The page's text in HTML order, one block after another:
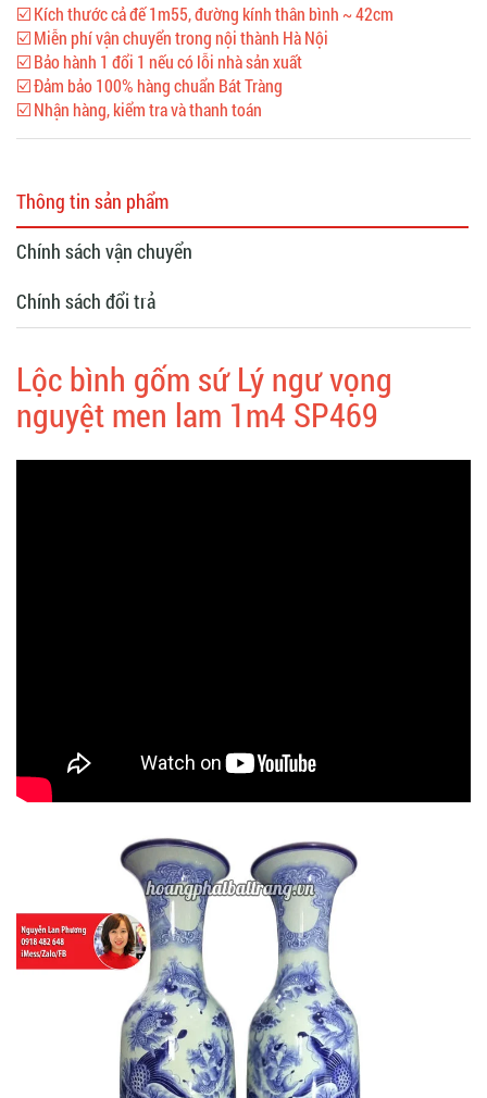
☑️ Kích thước cả đế 1m55, đường kính thân bình ~ 42cm
☑️ Miễn phí vận chuyển trong nội thành Hà Nội
☑️ Bảo hành 1 đổi 1 nếu có lỗi nhà sản xuất
☑️ Đảm bảo 100% hàng chuẩn Bát Tràng
☑️ Nhận hàng, kiểm tra và thanh toán
Thông tin sản phẩm
Chính sách vận chuyển
Chính sách đổi trả
Lộc bình gốm sứ Lý ngư vọng
nguyệt men lam 1m4 SP469